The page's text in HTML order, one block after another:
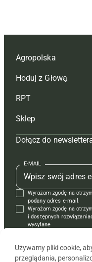
Agropolska
Redakcja
Reklama
Tagi
Mapa serwisu
Kontakt
Regulamin
Polityka prywatności
Hoduj z Głową
Hoduj z głową bydło
Hoduj z głową świnie
Prenumerata
Redakcja
Kontakt
Reklama
RPT
Redakcja
Prenumerata
Reklama
Kontakt
Krzyżówki
Sklep
Czasopisma i
Książki
Regulamin
Dołącz do
E-MAIL
Wyrażam zgodę na
podany adres e-mail.
Wyrażam zgodę na
i dostępnych
wysyłane
Używamy pliki cookie,
przeglądania,